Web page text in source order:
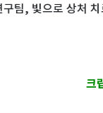
으로 상처 치료·조
크